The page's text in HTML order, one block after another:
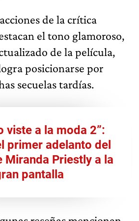
de la crítica
el tono glamoroso,
de la película,
posicionarse por
secuelas tardías.
viste a la moda 2”:
primer adelanto del
Miranda Priestly a la
pantalla